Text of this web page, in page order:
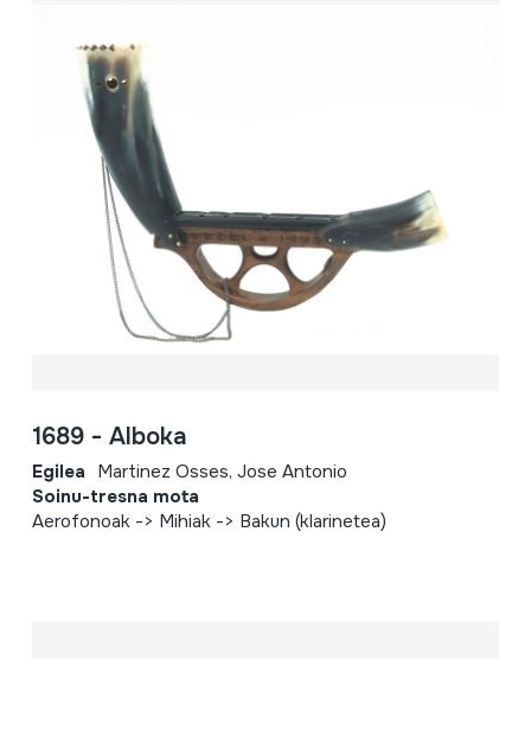
1689 - Alboka
Egilea Martinez Osses, Jose Antonio
Soinu-tresna mota
Aerofonoak -> Mihiak -> Bakun (klarinetea)